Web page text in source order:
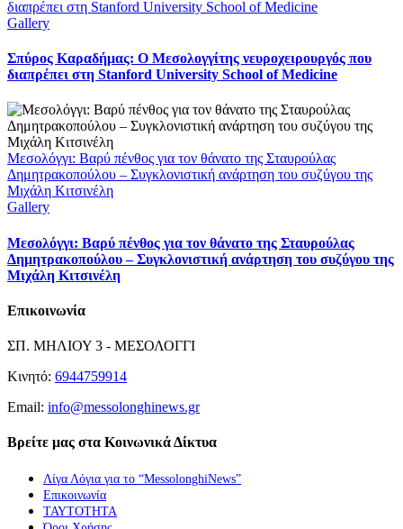
διαπρέπει στη Stanford University School of Medicine
Gallery
Σπύρος Καραδήμας: Ο Μεσολογγίτης νευροχειρουργός που
διαπρέπει στη Stanford University School of Medicine
Μεσολόγγι: Βαρύ πένθος για τον θάνατο της Σταυρούλας
Δημητρακοπούλου – Συγκλονιστική ανάρτηση του συζύγου της
Μιχάλη Κιτσινέλη
Gallery
Μεσολόγγι: Βαρύ πένθος για τον θάνατο της Σταυρούλας
Δημητρακοπούλου – Συγκλονιστική ανάρτηση του συζύγου της
Μιχάλη Κιτσινέλη
Επικοινωνία
ΣΠ. ΜΗΛΙΟΥ 3 - ΜΕΣΟΛΟΓΓΙ
Κινητό: 6944759914
Email: info@messolonghinews.gr
Βρείτε μας στα Κοινωνικά Δίκτυα
Λίγα Λόγια για το “MessolonghiNews”
Επικοινωνία
ΤΑΥΤΟΤΗΤΑ